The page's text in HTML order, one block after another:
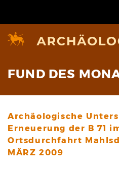
FUND DES
Archäologische
Erneuerung der B 71
Ortsdurchfahrt
MÄRZ 2009